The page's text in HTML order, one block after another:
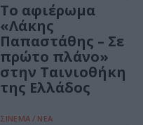
Το αφιέρωμα
«Λάκης
Παπαστάθης – Σε
πρώτο πλάνο»
στην Ταινιοθήκη
της Ελλάδος
ΣΙΝΕΜΑ / ΝΕΑ